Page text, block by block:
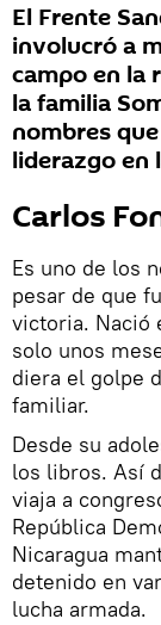
El Frente
involucró a
campo en la
la familia
nombres
liderazgo en
Carlos
Es uno de los
pesar de que
victoria. Nació
solo unos
diera el golpe
familiar.
Desde su
los libros. Así
viaja a
República
Nicaragua
detenido en
lucha armada.